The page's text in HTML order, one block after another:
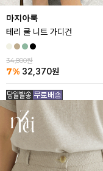
마지아룩
테리 쿨 니트 가디건
34,800원
7% 32,370원